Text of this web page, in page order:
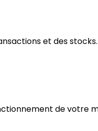
et des stocks.
de votre